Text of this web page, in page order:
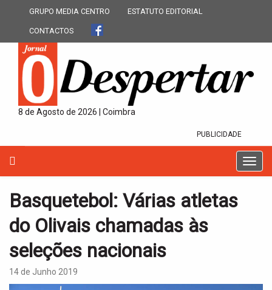
GRUPO MEDIA CENTRO ESTATUTO EDITORIAL
CONTACTOS
8 de Agosto de 2026 | Coimbra
PUBLICIDADE
T
o
Basquetebol: Várias atletas
do Olivais chamadas às
seleções nacionais
14 de Junho 2019